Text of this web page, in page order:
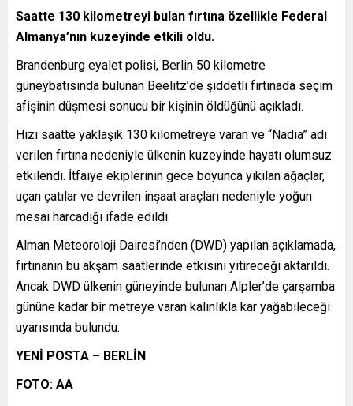
Saatte 130 kilometreyi bulan fırtına özellikle Federal
Almanya’nın kuzeyinde etkili oldu.
Brandenburg eyalet polisi, Berlin 50 kilometre
güneybatısında bulunan Beelitz’de şiddetli fırtınada seçim
afişinin düşmesi sonucu bir kişinin öldüğünü açıkladı.
Hızı saatte yaklaşık 130 kilometreye varan ve “Nadia” adı
verilen fırtına nedeniyle ülkenin kuzeyinde hayatı olumsuz
etkilendi. İtfaiye ekiplerinin gece boyunca yıkılan ağaçlar,
uçan çatılar ve devrilen inşaat araçları nedeniyle yoğun
mesai harcadığı ifade edildi.
Alman Meteoroloji Dairesi’nden (DWD) yapılan açıklamada,
fırtınanın bu akşam saatlerinde etkisini yitireceği aktarıldı.
Ancak DWD ülkenin güneyinde bulunan Alpler’de çarşamba
gününe kadar bir metreye varan kalınlıkla kar yağabileceği
uyarısında bulundu.
YENİ POSTA – BERLİN
FOTO: AA